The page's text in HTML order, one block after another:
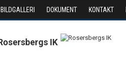
BILDGALLERI DOKUMENT KONTAKT
IK